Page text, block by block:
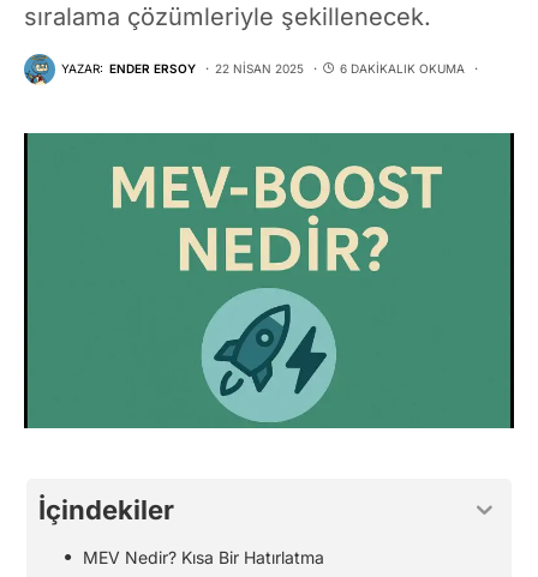
sıralama çözümleriyle şekillenecek.
YAZAR: ENDER ERSOY 22 NISAN 2025 6 DAKIKALIK OKUMA
İçindekiler
MEV Nedir? Kısa Bir Hatırlatma